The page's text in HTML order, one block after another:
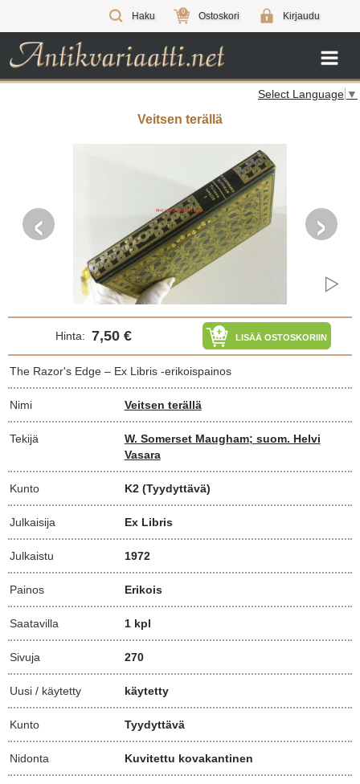
Haku 0 Ostoskori Kirjaudu
Select Language ▼
Veitsen terällä
‹ ›
Hinta: 7,50 € LISÄÄ OSTOSKORIIN
The Razor's Edge – Ex Libris -erikoispainos
Nimi Veitsen terällä
Tekijä
W. Somerset Maugham; suom. Helvi
Vasara
Kunto K2 (Tyydyttävä)
Julkaisija Ex Libris
Julkaistu 1972
Painos Erikois
Saatavilla 1 kpl
Sivuja 270
Uusi / käytetty käytetty
Kunto Tyydyttävä
Nidonta Kuvitettu kovakantinen